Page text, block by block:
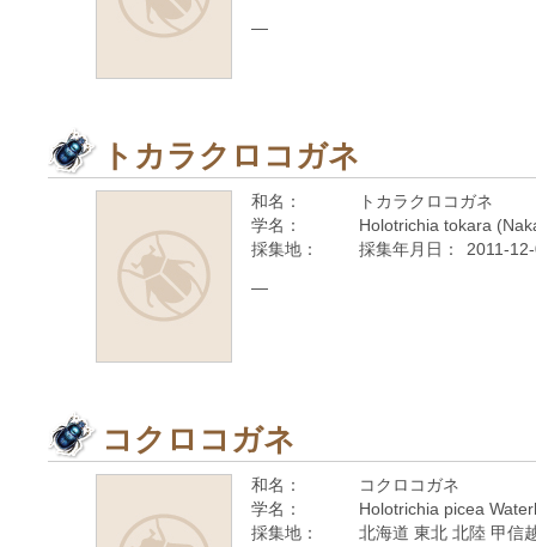
—
トカラクロコガネ
和名：
トカラクロコガネ
学名：
Holotrichia tokara
採集地：
採集年月日： 2011-
—
コクロコガネ
和名：
コクロコガネ
学名：
Holotrichia picea
採集地：
北海道 東北 北陸 甲信